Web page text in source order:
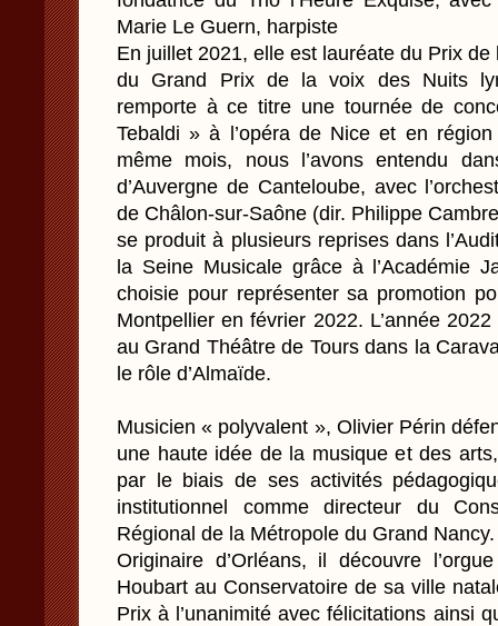
Marie Le Guern, harpiste
En juillet 2021, elle est lauréate du Prix de
du Grand Prix de la voix des Nuits
remporte à ce titre une tournée de
Tebaldi » à l’opéra de Nice et en
même mois, nous l’avons entendu
d’Auvergne de Canteloube, avec
de Châlon-sur-Saône (dir. Philippe
se produit à plusieurs reprises dans
la Seine Musicale grâce à l’Académie
choisie pour représenter sa promotion
Montpellier en février 2022. L’année
au Grand Théâtre de Tours dans la
le rôle d’Almaïde.
Musicien « polyvalent », Olivier Périn
une haute idée de la musique et des
par le biais de ses activités
institutionnel comme directeur du
Régional de la Métropole du Grand Nancy.
Originaire d’Orléans, il découvre
Houbart au Conservatoire de sa ville
Prix à l’unanimité avec félicitations ainsi